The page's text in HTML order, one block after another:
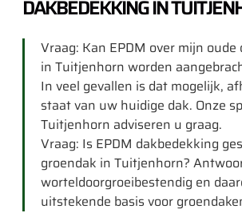
DAKBEDEKKING IN
Vraag: Kan EPDM over mijn
in Tuitjenhorn worden
In veel gevallen is dat mogelijk,
staat van uw huidige dak. Onze
Tuitjenhorn adviseren u graag.
Vraag: Is EPDM dakbedekking
groendak in Tuitjenhorn?
worteldoorgroeibestendig en
uitstekende basis voor